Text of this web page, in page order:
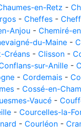
en-Retz -
- Cheffes -
Anjou - Chemiré-
du-Maine -
Créans - Clisson -
sur-Anille -
- Cordemais -
- Cossé-en-
Vaucé -
- Courcelles-la-
- Courléon -